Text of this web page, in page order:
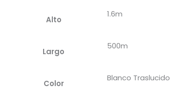
Alto
1.6m
Largo
500m
Color
Blanco Traslucido